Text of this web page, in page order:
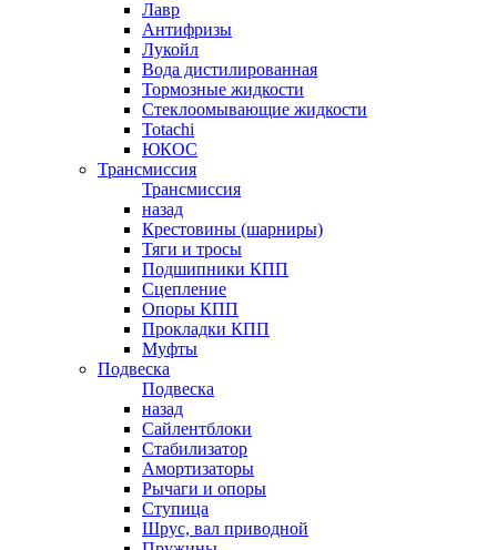
Лавр
Антифризы
Лукойл
Вода дистилированная
Тормозные жидкости
Стеклоомывающие жидкости
Totachi
ЮКОС
Трансмиссия
Трансмиссия
назад
Крестовины (шарниры)
Тяги и тросы
Подшипники КПП
Сцепление
Опоры КПП
Прокладки КПП
Муфты
Подвеска
Подвеска
назад
Сайлентблоки
Стабилизатор
Амортизаторы
Рычаги и опоры
Ступица
Шрус, вал приводной